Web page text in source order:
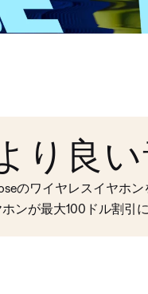
り良
のワイヤレスイヤホ
ホンが最大100ドル割引